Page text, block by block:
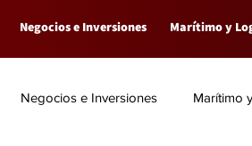
Negocios e Inversiones Marítimo y
Negocios e Inversiones Marítimo